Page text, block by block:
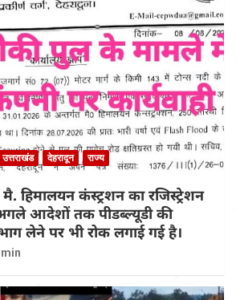
उत्तराखंड देहरादून राज्य
हिमालयन कंस्ट्रशन का रजिस्ट्रेशन
आदेशों तक पीडब्ल्यूडी की
भाग लेने पर भी रोक लगाई गई है।